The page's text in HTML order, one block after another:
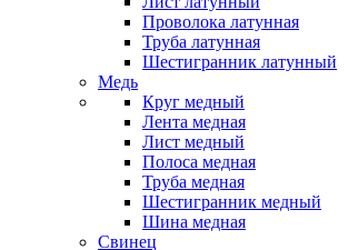
Проволока латунная
Труба латунная
Шестигранник латунный
Медь
Круг медный
Лента медная
Лист медный
Полоса медная
Труба медная
Шестигранник медный
Шина медная
Свинец